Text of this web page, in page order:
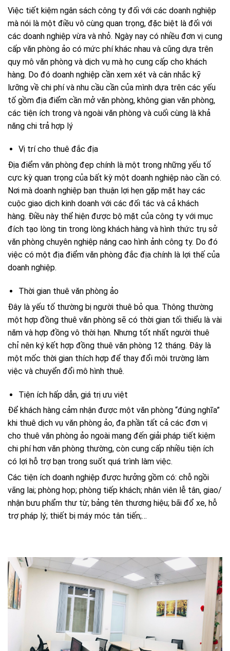
Việc tiết kiệm ngân sách công ty đối với các doanh nghiệp
mà nói là một điều vô cùng quan trọng, đặc biệt là đối với
các doanh nghiệp vừa và nhỏ. Ngày nay có nhiều đơn vị cung
cấp văn phòng ảo có mức phí khác nhau và cũng dựa trên
quy mô văn phòng và dịch vụ mà họ cung cấp cho khách
hàng. Do đó doanh nghiệp cần xem xét và cân nhắc kỹ
lưỡng về chi phí và nhu cầu cần của mình dựa trên các yếu
tố gồm địa điểm cần mở văn phòng, không gian văn phòng,
các tiện ích trong và ngoài văn phòng và cuối cùng là khả
năng chi trả hợp lý
Vị trí cho thuê đắc địa
Địa điểm văn phòng đẹp chính là một trong những yếu tố
cực kỳ quan trọng của bất kỳ một doanh nghiệp nào cần có.
Nơi mà doanh nghiệp bạn thuận lợi hẹn gặp mặt hay các
cuộc giao dịch kinh doanh với các đối tác và cả khách
hàng. Điều này thể hiện được bộ mặt của công ty với mục
đích tạo lòng tin trong lòng khách hàng và hình thức trụ sở
văn phòng chuyên nghiệp nâng cao hình ảnh công ty. Do đó
việc có một địa điểm văn phòng đắc địa chính là lợi thế của
doanh nghiệp.
Thời gian thuê văn phòng ảo
Đây là yếu tố thường bị người thuê bỏ qua. Thông thường
một hợp đồng thuê văn phòng sẽ có thời gian tối thiểu là vài
năm và hợp đồng vô thời hạn. Nhưng tốt nhất người thuê
chỉ nên ký kết hợp đồng thuê văn phòng 12 tháng. Đây là
một mốc thời gian thích hợp để thay đổi môi trường làm
việc và chuyển đổi mô hình thuê.
Tiện ích hấp dẫn, giá trị ưu việt
Để khách hàng cảm nhận được một văn phòng “đúng nghĩa”
khi thuê dịch vụ văn phòng ảo, đa phần tất cả các đơn vị
cho thuê văn phòng ảo ngoài mang đến giải pháp tiết kiệm
chi phí hơn văn phòng thường, còn cung cấp nhiều tiện ích
có lợi hỗ trợ bạn trong suốt quá trình làm việc.
Các tiện ích doanh nghiệp được hưởng gồm có: chỗ ngồi
vãng lai; phòng họp; phòng tiếp khách; nhân viên lễ tân, giao/
nhận bưu phẩm thư từ; bảng tên thương hiệu; bãi đổ xe, hỗ
trợ pháp lý; thiết bị máy móc tân tiến;…